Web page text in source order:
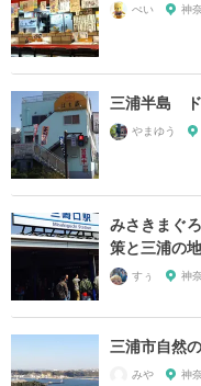
ぺい 神
三浦半島
やまゆう
みさきまぐ
策と三浦の
すぅ 神
三浦市自然
みや 神